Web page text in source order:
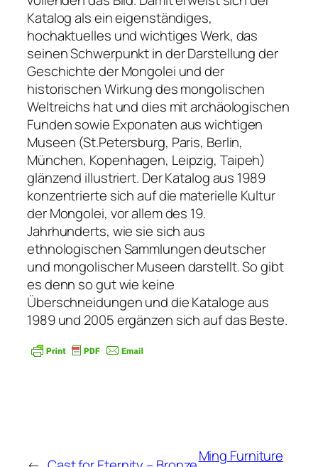
Katalog als ein eigenständiges,
hochaktuelles und wichtiges Werk, das
seinen Schwerpunkt in der Darstellung der
Geschichte der Mongolei und der
historischen Wirkung des mongolischen
Weltreichs hat und dies mit archäologischen
Funden sowie Exponaten aus wichtigen
Museen (St.Petersburg, Paris, Berlin,
München, Kopenhagen, Leipzig, Taipeh)
glänzend illustriert. Der Katalog aus 1989
konzentrierte sich auf die materielle Kultur
der Mongolei, vor allem des 19.
Jahrhunderts, wie sie sich aus
ethnologischen Sammlungen deutscher
und mongolischer Museen darstellt. So gibt
es denn so gut wie keine
Überschneidungen und die Kataloge aus
1989 und 2005 ergänzen sich auf das Beste.
Ming Furniture